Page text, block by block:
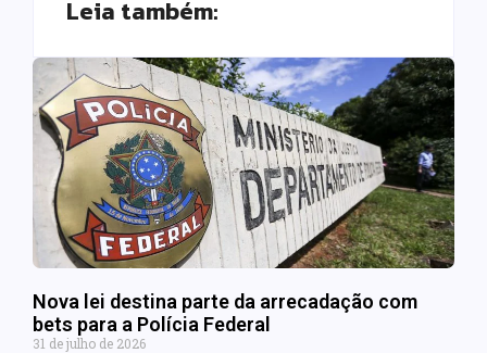
Leia também:
Nova lei destina parte da arrecadação com
bets para a Polícia Federal
31 de julho de 2026